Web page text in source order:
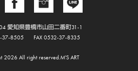
愛知県豊橋市山田二番町31-1
37-8505
FAX 0532-37-8335
2026 All right reserved.M'S ART